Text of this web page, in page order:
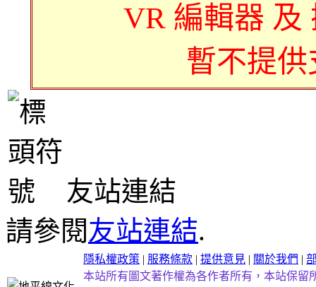
VR 編輯器 及
暫不提
友站連結
請參閱友站連結.
隱私權政策 | 服務條款 | 提供意見 | 關於我們 |
本站所有圖文著作權為各作者所有，本站保留